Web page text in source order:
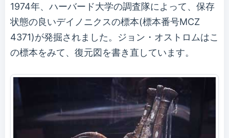
1974年、ハーバード大学の調査隊によって、保存
状態の良いデイノニクスの標本(標本番号MCZ
4371)が発掘されました。ジョン・オストロムはこ
の標本をみて、復元図を書き直しています。